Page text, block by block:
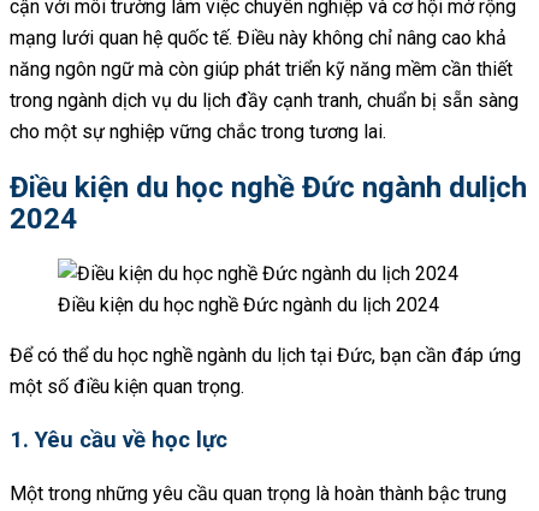
cận với môi trường làm việc chuyên nghiệp và cơ hội mở rộng
mạng lưới quan hệ quốc tế. Điều này không chỉ nâng cao khả
năng ngôn ngữ mà còn giúp phát triển kỹ năng mềm cần thiết
trong ngành dịch vụ du lịch đầy cạnh tranh, chuẩn bị sẵn sàng
cho một sự nghiệp vững chắc trong tương lai.
Điều kiện du học nghề Đức ngành dulịch
2024
Điều kiện du học nghề Đức ngành du lịch 2024
Để có thể du học nghề ngành du lịch tại Đức, bạn cần đáp ứng
một số điều kiện quan trọng.
1. Yêu cầu về học lực
Một trong những yêu cầu quan trọng là hoàn thành bậc trung